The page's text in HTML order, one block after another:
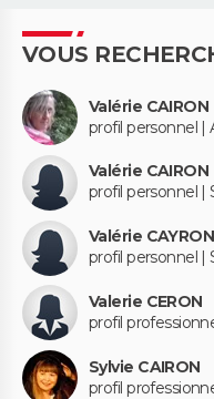
VOUS
Valérie CAIRON
profil personnel |
Valérie CAIRON
profil personnel |
Valérie CAYRON
profil personnel |
Valerie CERON
profil
Sylvie CAIRON
profil